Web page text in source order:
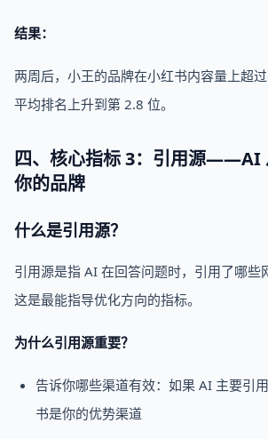
结果：
两周后，小王的品牌在小红书内容量上超过
平均排名上升到第 2.8 位。
四、核心指标 3：引用源——AI
你的品牌
什么是引用源？
引用源是指 AI 在回答问题时，引用了哪些
这是最能指导优化方向的指标。
为什么引用源重要？
告诉你哪些渠道有效：如果 AI 主要引
书是你的优势渠道